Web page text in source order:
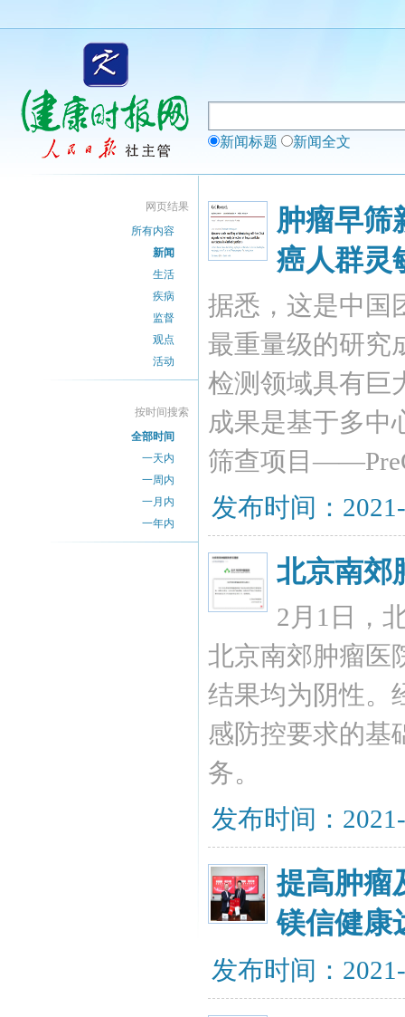
新闻标题 新闻全文
网页结果
所有内容
新闻
生活
疾病
监督
观点
活动
按时间搜索
全部时间
一天内
一周内
一月内
一年内
肿瘤早筛
癌人群灵
据悉，这是中国
最重量级的研究
检测领域具有巨
成果是基于多中
筛查项目
发布时间：
北京南郊
2月1日，
北京南郊肿瘤医
结果均为阴性。
感防控要求的基
务。
发布时间：
提高肿瘤
镁信健康
发布时间：